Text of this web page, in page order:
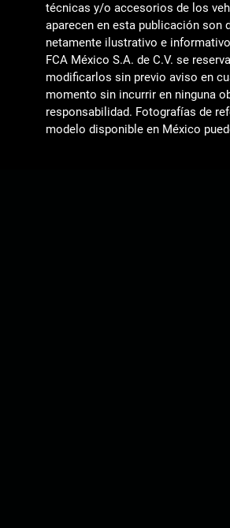
técnicas y/o accesorios de los
aparecen en esta publicación son
netamente ilustrativo e
FCA México S.A. de C.V. se
modificarlos sin previo aviso en
momento sin incurrir en ninguna
responsabilidad. Fotografías de
modelo disponible en México